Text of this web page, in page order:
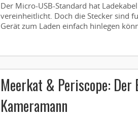
Der Micro-USB-Standard hat
vereinheitlicht. Doch die Stecker sind
Gerät zum Laden einfach hinlegen
Meerkat & Periscope:
Kameramann